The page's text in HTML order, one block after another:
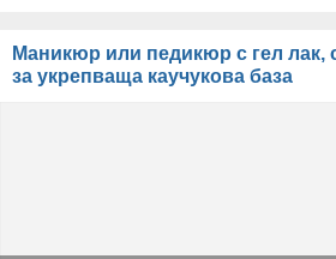
Маникюр или педикюр с гел лак,
за укрепваща каучукова база